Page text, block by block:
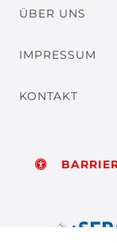
ÜBER UNS
IMPRESSUM
KONTAKT